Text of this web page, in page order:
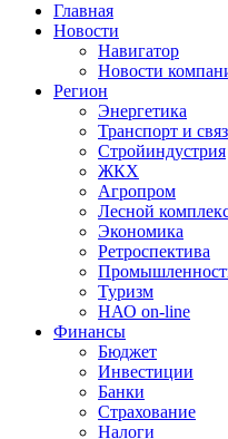
Главная
Новости
Навигатор
Новости
Регион
Энергетика
Транспорт и
Стройиндустрия
ЖКХ
Агропром
Лесной
Экономика
Ретроспектива
Туризм
НАО on-line
Финансы
Бюджет
Инвестиции
Банки
Страхование
Налоги